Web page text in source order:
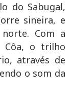
do Sabugal,
sineira, e
Com a
o trilho
através de
o som da